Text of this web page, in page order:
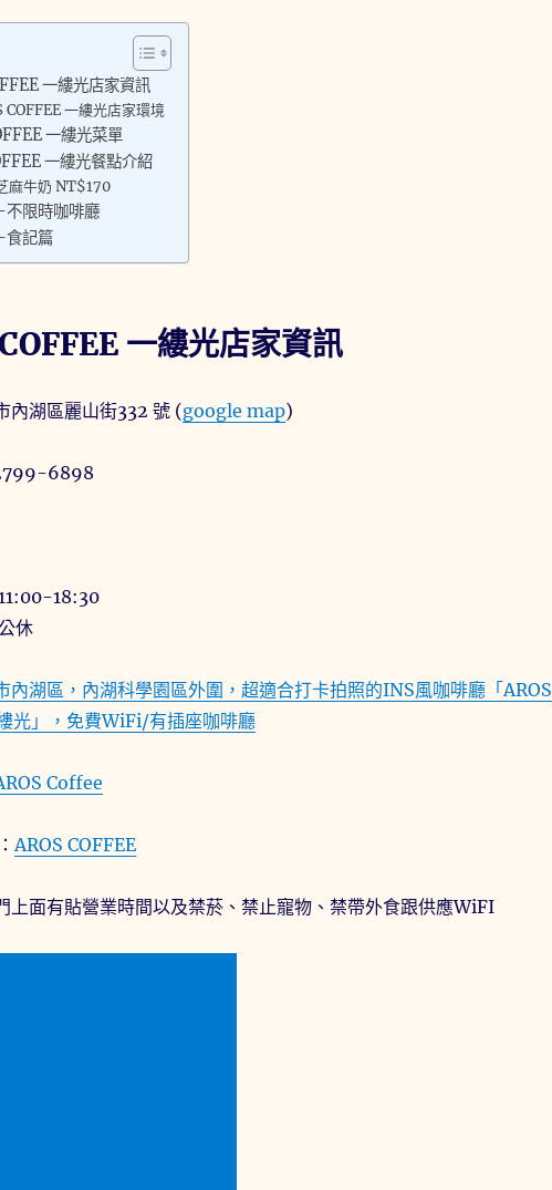
一縷光店家資訊
COFFEE 一縷光店家環境
一縷光菜單
一縷光餐點介紹
麻牛奶 NT$170
限時咖啡廳
食記篇
一縷光店家資訊
內湖區麗山街332 號 (google map)
6898
18:30
休
內湖區，內湖科學園區外圍，超適合打卡拍照的INS風咖啡廳「AROS
光」，免費WiFi/有插座咖啡廳
Coffee
AROS COFFEE
上面有貼營業時間以及禁菸、禁止寵物、禁帶外食跟供應WiFI